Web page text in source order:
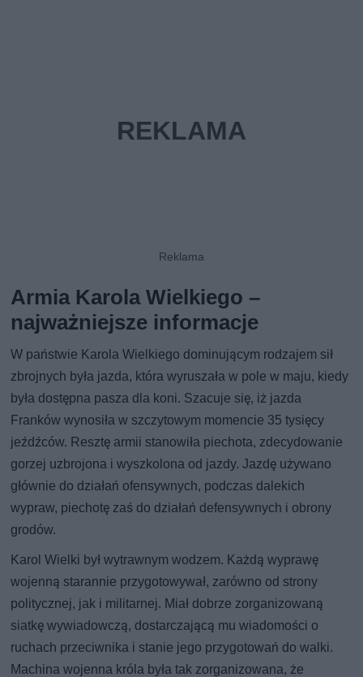
Armia Karola Wielkiego –
najważniejsze informacje
W państwie Karola Wielkiego dominującym rodzajem sił
zbrojnych była jazda, która wyruszała w pole w maju, kiedy
była dostępna pasza dla koni. Szacuje się, iż jazda
Franków wynosiła w szczytowym momencie 35 tysięcy
jeźdźców. Resztę armii stanowiła piechota, zdecydowanie
gorzej uzbrojona i wyszkolona od jazdy. Jazdę używano
głównie do działań ofensywnych, podczas dalekich
wypraw, piechotę zaś do działań defensywnych i obrony
grodów.
Karol Wielki był wytrawnym wodzem. Każdą wyprawę
wojenną starannie przygotowywał, zarówno od strony
politycznej, jak i militarnej. Miał dobrze zorganizowaną
siatkę wywiadowczą, dostarczającą mu wiadomości o
ruchach przeciwnika i stanie jego przygotowań do walki.
Machina wojenna króla była tak zorganizowana, że